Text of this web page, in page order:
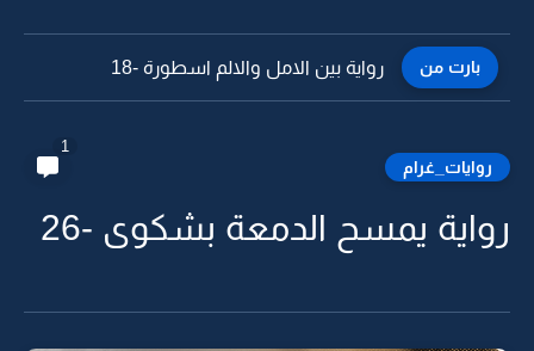
بارت من رواية بين الامل والالم اسطورة -18
روايات_غرام
1
رواية يمسح الدمعة بشكوى -26